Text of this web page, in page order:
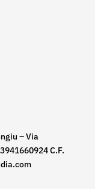
– Via
C.F.